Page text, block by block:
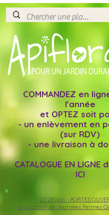
27-28 juin - PORTES
à l'occasion de Journées Fermes
COMMANDEZ en
l'année
et OPTEZ soit
- un enlèvement en
(sur RDV)
- une livraison à
CATALOGUE EN LIGNE
ICI